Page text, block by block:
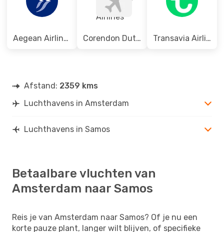
Aegean Airlines Corendon Dutch Airlines Transavia Airlines
Afstand: 2359 kms
Luchthavens in Amsterdam
Luchthavens in Samos
Betaalbare vluchten van
Amsterdam naar Samos
Reis je van Amsterdam naar Samos? Of je nu een
korte pauze plant, langer wilt blijven, of specifieke